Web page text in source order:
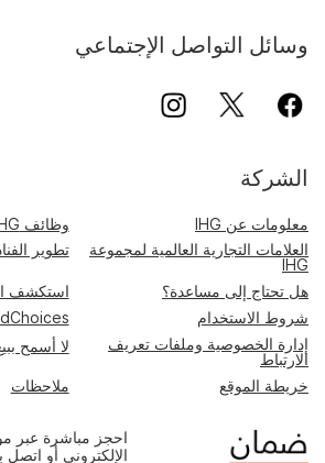
وسائل التواصل الإجتماعي
الشركة
معلومات عن IHG
وظائف IHG
العلامات التجارية العالمية لمجموعة
IHG
تطوير
هل تحتاج إلى مساعدة؟
استكشف
شروط الاستخدام
إدارة الخصوصية وملفات تعريف
الارتباط
لا أسمح
خريطة الموقع ملاحظات
احجز مباشرة عبر
الإلكتروني أو اتصل